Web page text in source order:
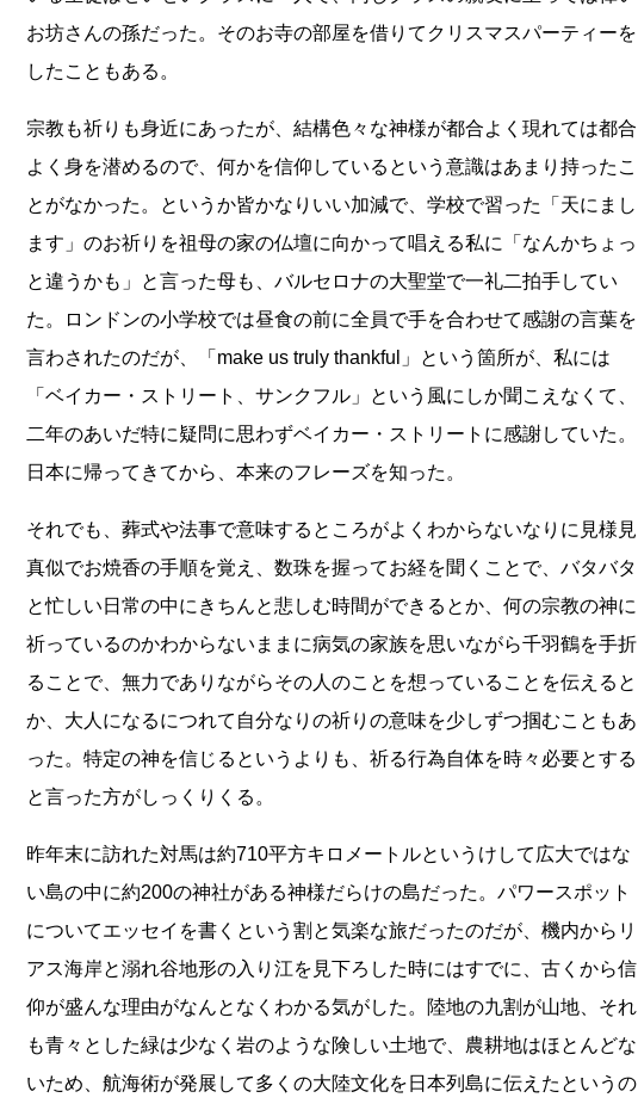
お坊さんの孫だった。そのお寺の部屋を借りてクリスマスパーティーを
したこともある。
宗教も祈りも身近にあったが、結構色々な神様が都合よく現れては都合
よく身を潜めるので、何かを信仰しているという意識はあまり持ったこ
とがなかった。というか皆かなりいい加減で、学校で習った「天にまし
ます」のお祈りを祖母の家の仏壇に向かって唱える私に「なんかちょっ
と違うかも」と言った母も、バルセロナの大聖堂で一礼二拍手してい
た。ロンドンの小学校では昼食の前に全員で手を合わせて感謝の言葉を
言わされたのだが、「make us truly thankful」という箇所が、私には
「ベイカー・ストリート、サンクフル」という風にしか聞こえなくて、
二年のあいだ特に疑問に思わずベイカー・ストリートに感謝していた。
日本に帰ってきてから、本来のフレーズを知った。
それでも、葬式や法事で意味するところがよくわからないなりに見様見
真似でお焼香の手順を覚え、数珠を握ってお経を聞くことで、バタバタ
と忙しい日常の中にきちんと悲しむ時間ができるとか、何の宗教の神に
祈っているのかわからないままに病気の家族を思いながら千羽鶴を手折
ることで、無力でありながらその人のことを想っていることを伝えると
か、大人になるにつれて自分なりの祈りの意味を少しずつ掴むこともあ
った。特定の神を信じるというよりも、祈る行為自体を時々必要とする
と言った方がしっくりくる。
昨年末に訪れた対馬は約710平方キロメートルというけして広大ではな
い島の中に約200の神社がある神様だらけの島だった。パワースポット
についてエッセイを書くという割と気楽な旅だったのだが、機内からリ
アス海岸と溺れ谷地形の入り江を見下ろした時にはすでに、古くから信
仰が盛んな理由がなんとなくわかる気がした。陸地の九割が山地、それ
も青々とした緑は少なく岩のような険しい土地で、農耕地はほとんどな
いため、航海術が発展して多くの大陸文化を日本列島に伝えたというの